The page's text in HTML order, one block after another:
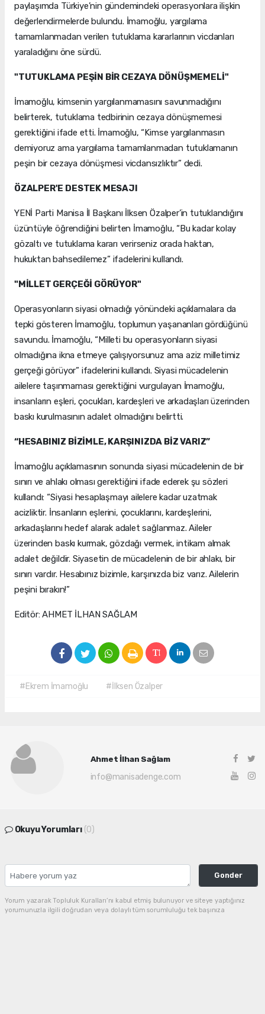
paylaşımda Türkiye’nin gündemindeki operasyonlara ilişkin
değerlendirmelerde bulundu. İmamoğlu, yargılama
tamamlanmadan verilen tutuklama kararlarının vicdanları
yaraladığını öne sürdü.
"TUTUKLAMA PEŞİN BİR CEZAYA DÖNÜŞMEMELİ"
İmamoğlu, kimsenin yargılanmamasını savunmadığını
belirterek, tutuklama tedbirinin cezaya dönüşmemesi
gerektiğini ifade etti. İmamoğlu, “Kimse yargılanmasın
demiyoruz ama yargılama tamamlanmadan tutuklamanın
peşin bir cezaya dönüşmesi vicdansızlıktır” dedi.
ÖZALPER'E DESTEK MESAJI
YENİ Parti Manisa İl Başkanı İlksen Özalper’in tutuklandığını
üzüntüyle öğrendiğini belirten İmamoğlu, “Bu kadar kolay
gözaltı ve tutuklama kararı verirseniz orada haktan,
hukuktan bahsedilemez” ifadelerini kullandı.
"MİLLET GERÇEĞİ GÖRÜYOR"
Operasyonların siyasi olmadığı yönündeki açıklamalara da
tepki gösteren İmamoğlu, toplumun yaşananları gördüğünü
savundu. İmamoğlu, “Milleti bu operasyonların siyasi
olmadığına ikna etmeye çalışıyorsunuz ama aziz milletimiz
gerçeği görüyor” ifadelerini kullandı. Siyasi mücadelenin
ailelere taşınmaması gerektiğini vurgulayan İmamoğlu,
insanların eşleri, çocukları, kardeşleri ve arkadaşları üzerinden
baskı kurulmasının adalet olmadığını belirtti.
“HESABINIZ BİZİMLE, KARŞINIZDA BİZ VARIZ”
İmamoğlu açıklamasının sonunda siyasi mücadelenin de bir
sınırı ve ahlakı olması gerektiğini ifade ederek şu sözleri
kullandı: “Siyasi hesaplaşmayı ailelere kadar uzatmak
acizliktir. İnsanların eşlerini, çocuklarını, kardeşlerini,
arkadaşlarını hedef alarak adalet sağlanmaz. Aileler
üzerinden baskı kurmak, gözdağı vermek, intikam almak
adalet değildir. Siyasetin de mücadelenin de bir ahlakı, bir
sınırı vardır. Hesabınız bizimle, karşınızda biz varız. Ailelerin
peşini bırakın!”
Editör: AHMET İLHAN SAĞLAM
#Ekrem İmamoğlu #İlksen Özalper
Ahmet İlhan Sağlam
info@manisadenge.com
Okuyu Yorumları (0)
Gonder
Yorum yazarak Topluluk Kuralları’nı kabul etmiş bulunuyor ve siteye yaptığınız
yorumunuzla ilgili doğrudan veya dolaylı tüm sorumluluğu tek başınıza